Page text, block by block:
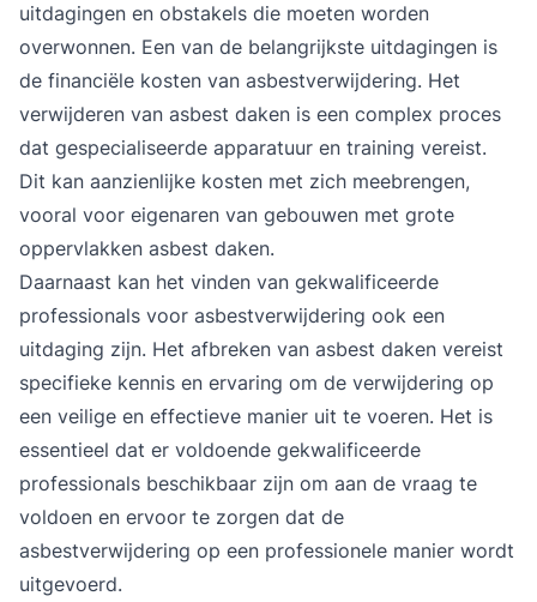
uitdagingen en obstakels die moeten worden
overwonnen. Een van de belangrijkste uitdagingen is
de financiële kosten van asbestverwijdering. Het
verwijderen van asbest daken is een complex proces
dat gespecialiseerde apparatuur en training vereist.
Dit kan aanzienlijke kosten met zich meebrengen,
vooral voor eigenaren van gebouwen met grote
oppervlakken asbest daken.
Daarnaast kan het vinden van gekwalificeerde
professionals voor asbestverwijdering ook een
uitdaging zijn. Het afbreken van asbest daken vereist
specifieke kennis en ervaring om de verwijdering op
een veilige en effectieve manier uit te voeren. Het is
essentieel dat er voldoende gekwalificeerde
professionals beschikbaar zijn om aan de vraag te
voldoen en ervoor te zorgen dat de
asbestverwijdering op een professionele manier wordt
uitgevoerd.